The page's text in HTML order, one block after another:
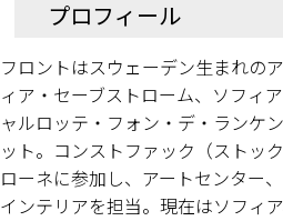
プロフィール
フロントはスウェーデン生まれの
ィア・セーブストローム、ソフィ
ャルロッテ・フォン・デ・ランケ
ット。コンストファック（ストッ
ローネに参加し、アートセンター
インテリアを担当。現在はソフィ